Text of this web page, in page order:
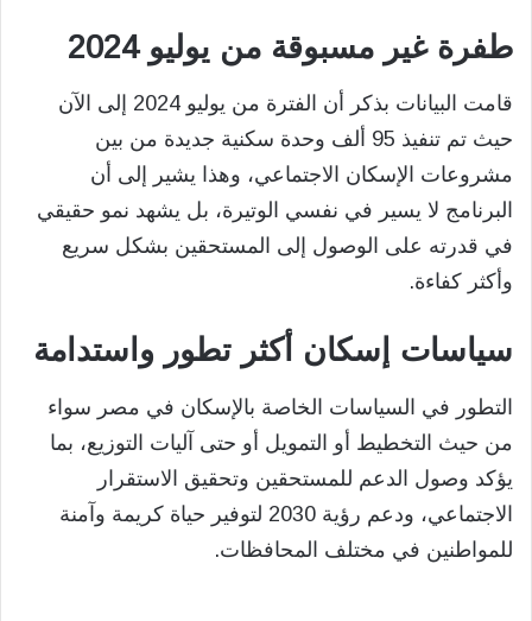
طفرة غير مسبوقة من يوليو 2024
قامت البيانات بذكر أن الفترة من يوليو 2024 إلى الآن
حيث تم تنفيذ 95 ألف وحدة سكنية جديدة من بين
مشروعات الإسكان الاجتماعي، وهذا يشير إلى أن
البرنامج لا يسير في نفسي الوتيرة، بل يشهد نمو حقيقي
في قدرته على الوصول إلى المستحقين بشكل سريع
وأكثر كفاءة.
سياسات إسكان أكثر تطور واستدامة
التطور في السياسات الخاصة بالإسكان في مصر سواء
من حيث التخطيط أو التمويل أو حتى آليات التوزيع، بما
يؤكد وصول الدعم للمستحقين وتحقيق الاستقرار
الاجتماعي، ودعم رؤية 2030 لتوفير حياة كريمة وآمنة
للمواطنين في مختلف المحافظات.